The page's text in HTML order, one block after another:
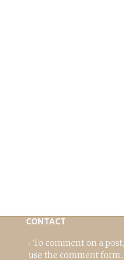
CONTACT
To comment on a post,
use the comment form..